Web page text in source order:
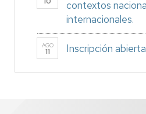
contextos
internacionales.
AGO
11 Inscripción